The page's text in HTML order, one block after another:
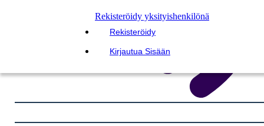
Rekisteröidy yksityishenkilönä
Rekisteröidy
Kirjautua Sisään